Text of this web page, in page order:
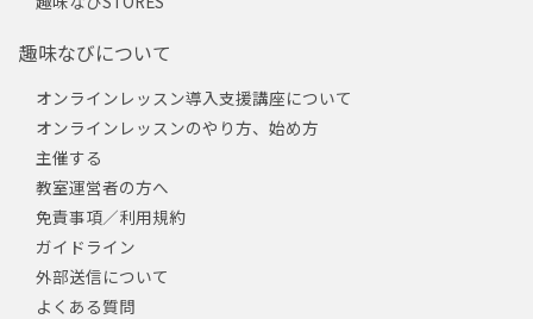
趣味なびについて
オンラインレッスン導入支援講座について
オンラインレッスンのやり方、始め方
主催する
教室運営者の方へ
免責事項／利用規約
ガイドライン
外部送信について
よくある質問